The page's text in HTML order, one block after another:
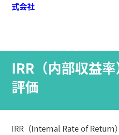
式会社
IRR（内部収益
評価
IRR（Internal Rate of Return